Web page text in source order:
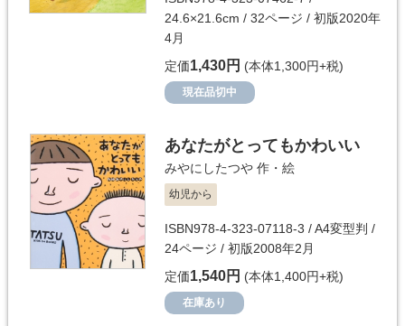
24.6×21.6cm / 32ページ / 初版2020年
4月
定価1,430円 (本体1,300円+税)
現在品切中
あなたがとってもかわいい
みやにしたつや 作・絵
幼児から
ISBN978-4-323-07118-3 / A4変型判 /
24ページ / 初版2008年2月
定価1,540円 (本体1,400円+税)
在庫あり